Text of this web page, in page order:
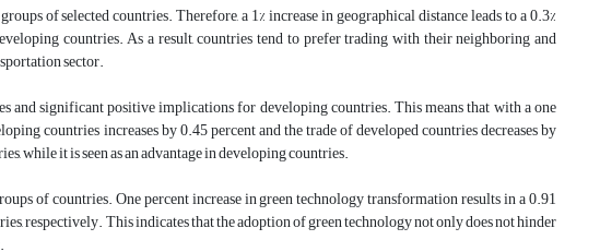
of selected countries. Therefore, a 1% increase in geographical distance leads to a 0.3%
countries. As a result, countries tend to prefer trading with their neighboring and
sector.
significant positive implications for developing countries. This means that with a one
countries increases by 0.45 percent and the trade of developed countries decreases by
while it is seen as an advantage in developing countries.
of countries. One percent increase in green technology transformation results in a 0.91
respectively. This indicates that the adoption of green technology not only does not hinder
.